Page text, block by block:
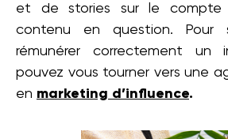
et de stories sur le compte
contenu en question. Pour
rémunérer correctement un
pouvez vous tourner vers une
en marketing d’influence.